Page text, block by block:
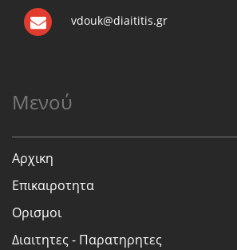
vdouk@diaititis.gr
Μενού
Αρχικη
Επικαιροτητα
Ορισμοι
Διαιτητες - Παρατηρητες